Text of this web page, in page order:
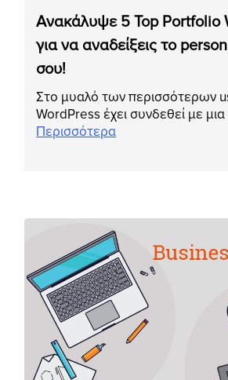
Ανακάλυψε 5 Top Portfolio
για να αναδείξεις το
σου!
Στο μυαλό των περισσότερων
WordPress έχει συνδεθεί με
Περισσότερα